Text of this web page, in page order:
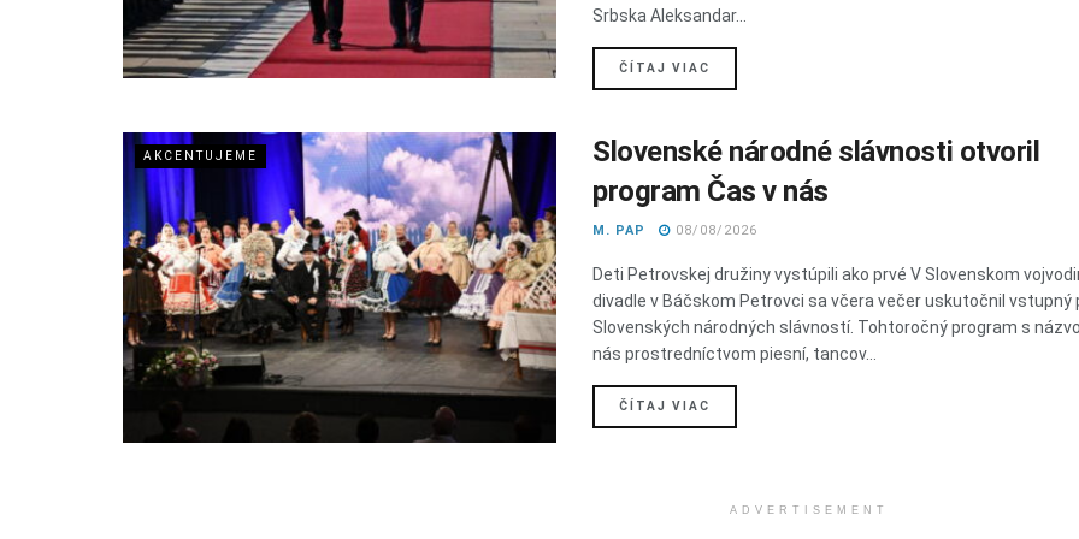
Srbska Aleksandar...
ČÍTAJ VIAC
AKCENTUJEME
Slovenské národné slávnosti otvoril
program Čas v nás
M. PAP 08/08/2026
Deti Petrovskej družiny vystúpili ako prvé V Slovenskom
divadle v Báčskom Petrovci sa včera večer uskutočnil vstupný
Slovenských národných slávností. Tohtoročný program s
nás prostredníctvom piesní, tancov...
ČÍTAJ VIAC
ADVERTISEMENT